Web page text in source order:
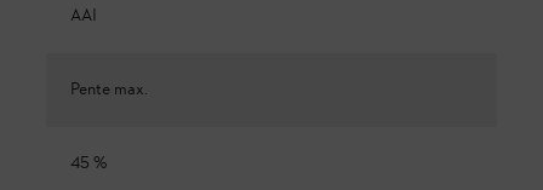
AAI
Pente max.
45 %